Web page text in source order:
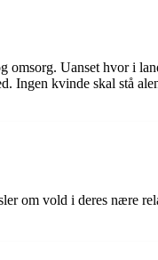
omsorg. Uanset hvor i
Ingen kvinde skal stå
om vold i deres nære